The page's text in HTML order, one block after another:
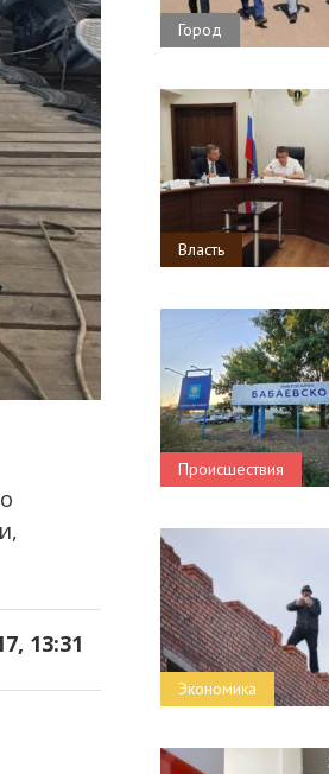
13:31
Город
Власть
Происшествия
Экономика